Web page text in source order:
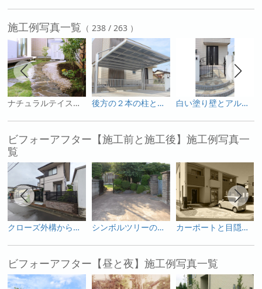
施工例写真一覧 （ 238 / 263 ）
ナチュラルテイストにこだわった天然素材豊かなお庭 後方の２本の柱とアームで支えるタイプのカーポート 白い塗り壁とアルミ鋳物の門扉が乱形石とピンコロとの組み合わせでエレガントな印象に
ビフォーアフター【施工前と施工後】施工例写真一
覧
クローズ外構からオープン感を出しつつプライベートも確保した使いやすい外構へ シンボルツリーの桜を活かした和モダンのガーデンリフォーム カーポートと目隠しフェンスで変身した庭
ビフォーアフター【昼と夜】施工例写真一覧